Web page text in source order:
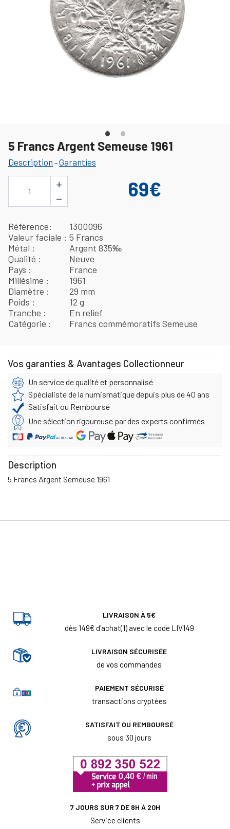
5 Francs Argent Semeuse 1961
Description -Garanties
1
+
−
69€
Référence
1300096
Valeur faciale
5 Francs
Métal
Argent 835‰
Qualité
Neuve
Pays
France
Millésime
1961
Diamètre
29 mm
Poids
12 g
Tranche
En relief
Catégorie
Francs commémoratifs Semeuse
Vos garanties & Avantages Collectionneur
Un service de qualité et personnalisé
Spécialiste de la numismatique depuis plus de 40 ans
Satisfait ou Remboursé
Une sélection rigoureuse par des experts confirmés
Description
5 Francs Argent Semeuse 1961
LIVRAISON À 5€
dès 149€ d'achat(1) avec le code LIV149
LIVRAISON SÉCURISÉE
de vos commandes
PAIEMENT SÉCURISÉ
transactions cryptées
SATISFAIT OU REMBOURSÉ
sous 30 jours
7 JOURS SUR 7 DE 8H À 20H
Service clients